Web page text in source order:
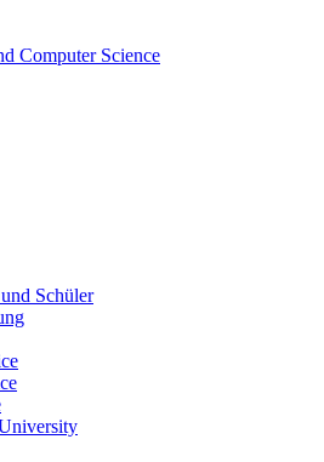
Computer Science
Schüler